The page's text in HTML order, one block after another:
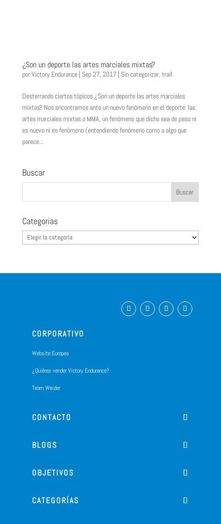
¿Son un deporte las artes marciales mixtas?
porVictory Endurance| Sep 27, 2017| Sin categorizar, trail
Desterrando ciertos tópicos ¿Son un deporte las artes marciales
mixtas? Nos encontramos ante un nuevo fenómeno en el deporte: las
artes marciales mixtas o MMA, un fenómeno que dicho sea de paso ni
es nuevo ni es fenómeno (entendiendo fenómeno como a algo que
parece...
Buscar
Categorias
Categorias
CORPORATIVO
Website Europea
¿Quiéres vender Victory Endurance?
Team Weider
CONTACTO
BLOGS
OBJETIVOS
CATEGORÍAS